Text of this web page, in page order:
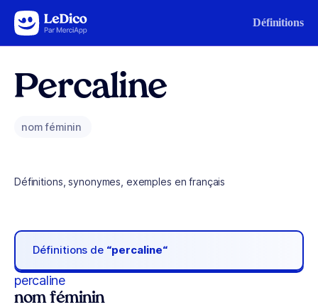
Aller au contenu Définitions
Percaline
nom féminin
Définitions, synonymes, exemples en français
Définitions de “percaline“
percaline
nom féminin